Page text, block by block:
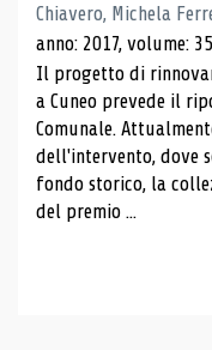
Chiavero, Michela
anno: 2017, volume:
Il progetto di
a Cuneo prevede il
Comunale.
dell'intervento, dove
fondo storico, la
del premio ...